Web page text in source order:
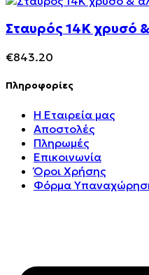
Σταυρός 14Κ χρυσό
€843.20
Πληροφορίες
Η Εταιρεία μας
Αποστολές
Πληρωμές
Επικοινωνία
Όροι Χρήσης
Φόρμα